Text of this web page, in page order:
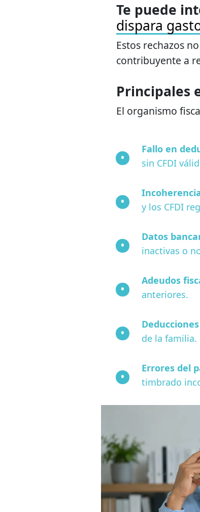
Te puede
dispara
Estos rechazos
contribuyente a
Principales
El organismo
Fallo en
sin CFDI
y los CFDI
Datos
inactivas o
Adeudos
anteriores.
de la familia.
Errores del
timbrado